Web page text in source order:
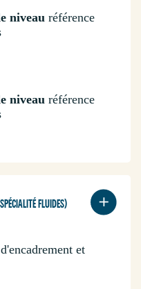
niveau référence
niveau référence
FLUIDES)
et